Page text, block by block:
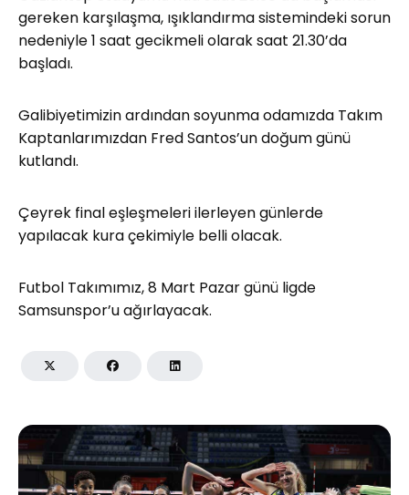
gereken karşılaşma, ışıklandırma sistemindeki sorun
nedeniyle 1 saat gecikmeli olarak saat 21.30’da
başladı.
Galibiyetimizin ardından soyunma odamızda Takım
Kaptanlarımızdan Fred Santos’un doğum günü
kutlandı.
Çeyrek final eşleşmeleri ilerleyen günlerde
yapılacak kura çekimiyle belli olacak.
Futbol Takımımız, 8 Mart Pazar günü ligde
Samsunspor’u ağırlayacak.